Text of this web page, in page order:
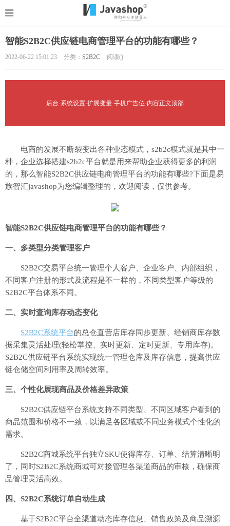
智能S2B2C供应链电商管理平台的功能有哪些？
2022-06-22 15:01:23 分类： S2B2C 阅读()
后台-系统设置-扩展变量-手机广告位-内容正文顶部
电商的发展不断裂变出各种业态模式，s2b2c模式就是其中一
种，企业选择搭建s2b2c平台就是用来帮助企业获得更多的利润
的，那么智能S2B2C供应链电商管理平台的功能有哪些?下面是易
族智汇javashop为您编辑整理的，欢迎阅读，仅供参考。
智能S2B2C供应链电商管理平台的功能有哪些？
一、多类型分类管理客户
S2B2C交易平台统一管理个人客户、企业客户、内部组织，
不同客户注册的形式及流程是不一样的，不同类型客户等级的
S2B2C平台体系不同。
二、实时查询库存动态变化
S2B2C系统平台的总仓直营店库存同步更新、经销商库存数
据采集灵活处理(轻松掌控、实时更新、定时更新、专用库存)。
S2B2C供应链平台系统实现统一管理仓库及库存信息，提高供应
链仓储空间利用率及周转效率。
三、个性化展现商品及价格差异政策
S2B2C供应链平台系统支持不同类型、不同区域客户看到的
商品范围和价格不一致，以满足各区域或不同业务模式个性化的
需求。
S2B2C商城系统平台独立SKU使得库存、订单、结算清晰明
了，同时S2B2C系统商城可对接管理各渠道商品的审核，确保商
品管理灵活高效。
四、S2B2C系统订单自动生成
基于S2B2C平台全渠道动态库存信息、销售政策及商品溯源